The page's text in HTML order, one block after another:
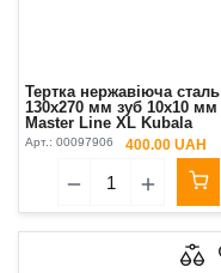
Тертка нержавіюча сталь
130х270 мм зуб 10х10 мм
Master Line XL Kubala
Арт.: 00097906 400.00 UAH